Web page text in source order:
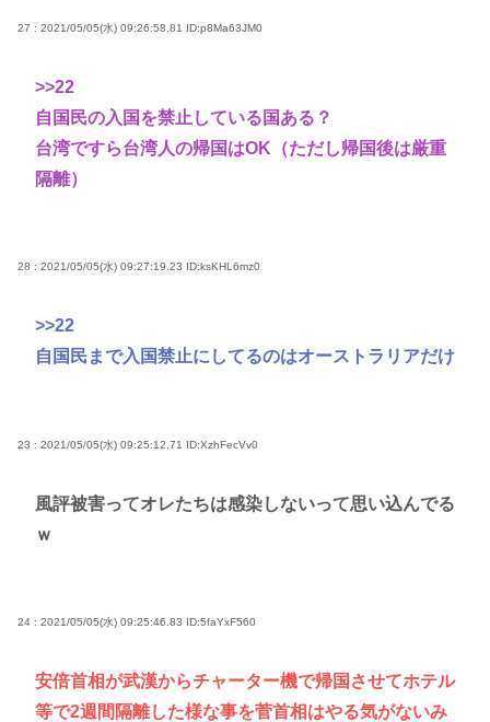
27 : 2021/05/05(水) 09:26:58.81 ID:p8Ma63JM0
>>22
自国民の入国を禁止している国ある？
台湾ですら台湾人の帰国はOK（ただし帰国後は厳重
隔離）
28 : 2021/05/05(水) 09:27:19.23 ID:ksKHL6mz0
>>22
自国民まで入国禁止にしてるのはオーストラリアだけ
23 : 2021/05/05(水) 09:25:12.71 ID:XzhFecVv0
風評被害ってオレたちは感染しないって思い込んでる
ｗ
24 : 2021/05/05(水) 09:25:46.83 ID:5faYxF560
安倍首相が武漢からチャーター機で帰国させてホテル
等で2週間隔離した様な事を菅首相はやる気がないみ